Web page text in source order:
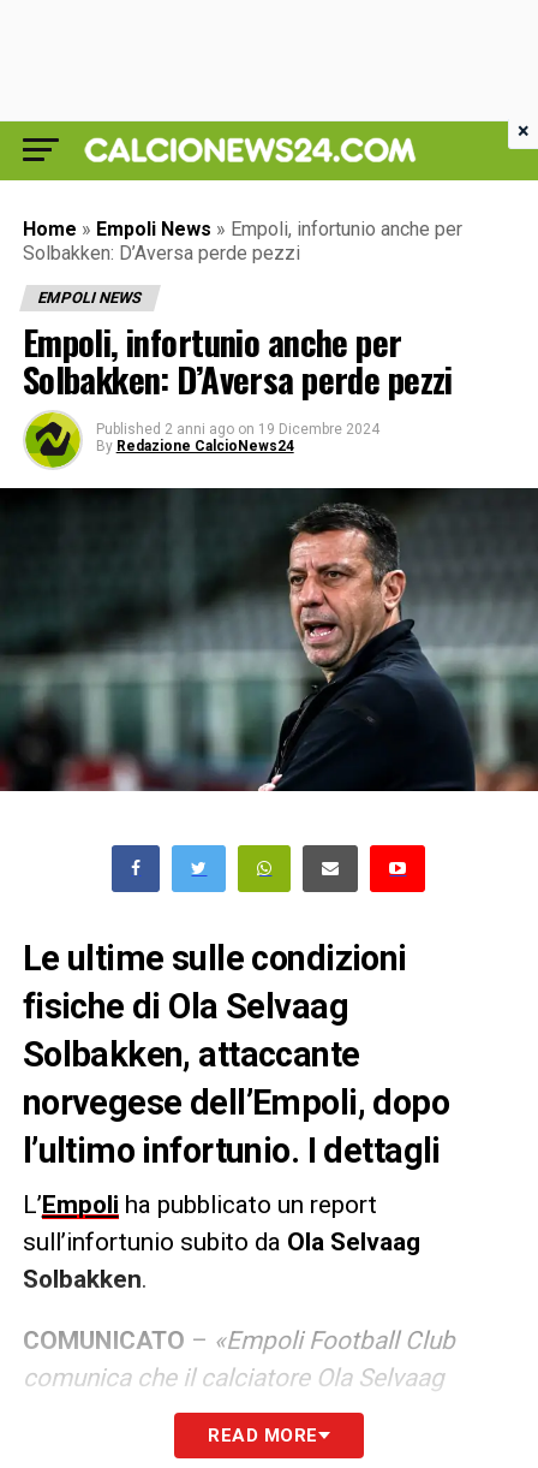
Home » Empoli News » Empoli, infortunio anche per
Solbakken: D’Aversa perde pezzi
EMPOLI NEWS
Empoli, infortunio anche per
Solbakken: D’Aversa perde pezzi
Published 2 anni ago on 19 Dicembre 2024
By Redazione CalcioNews24
Le ultime sulle condizioni
fisiche di Ola Selvaag
Solbakken, attaccante
norvegese dell’Empoli, dopo
l’ultimo infortunio. I dettagli
L’Empoli ha pubblicato un report
sull’infortunio subito da Ola Selvaag
Solbakken.
COMUNICATO – «Empoli Football Club
comunica che il calciatore Ola Selvaag
Solbakken è stato sottoposto ad intervento
chirurgico a seguito della lussazione alla
READ MORE
×